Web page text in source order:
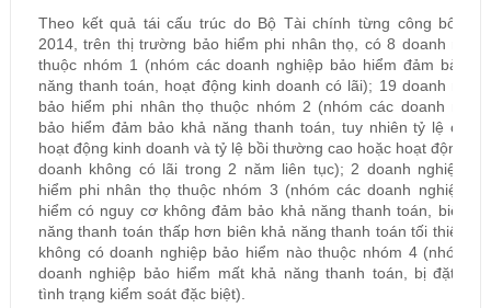
Theo kết quả tái cấu trúc do Bộ Tài chính từng công bố,
2014, trên thị trường bảo hiểm phi nhân thọ, có 8 doanh
thuộc nhóm 1 (nhóm các doanh nghiệp bảo hiểm đảm bảo
năng thanh toán, hoạt động kinh doanh có lãi); 19 doanh
bảo hiểm phi nhân thọ thuộc nhóm 2 (nhóm các doanh
bảo hiểm đảm bảo khả năng thanh toán, tuy nhiên tỷ lệ chi
hoạt động kinh doanh và tỷ lệ bồi thường cao hoặc hoạt động
doanh không có lãi trong 2 năm liên tục); 2 doanh nghiệp
hiểm phi nhân thọ thuộc nhóm 3 (nhóm các doanh nghiệp
hiểm có nguy cơ không đảm bảo khả năng thanh toán, biên
năng thanh toán thấp hơn biên khả năng thanh toán tối thiểu)
không có doanh nghiệp bảo hiểm nào thuộc nhóm 4 (nhóm
doanh nghiệp bảo hiểm mất khả năng thanh toán, bị đặt
tình trạng kiểm soát đặc biệt).